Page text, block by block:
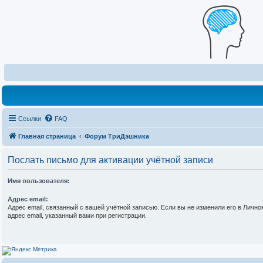
Ссылки FAQ
Главная страница Форум ТриДэшника
Послать письмо для активации учётной записи
Имя пользователя:
Адрес email:
Адрес email, связанный с вашей учётной записью. Если вы не изменили его в
адрес email, указанный вами при регистрации.